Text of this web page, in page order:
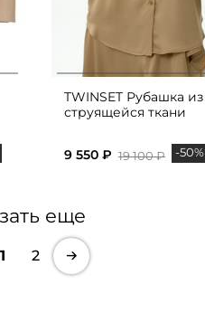
TWINSET Рубашка из
струящейся ткани
9 550 ₽ 19 100 ₽ -50%
еще
1 2